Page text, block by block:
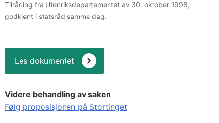
Tilråding fra Utenriksdepartementet av 30. oktober 1998,
godkjent i statsråd samme dag.
Les dokumentet
Videre behandling av saken
Følg proposisjonen på Stortinget